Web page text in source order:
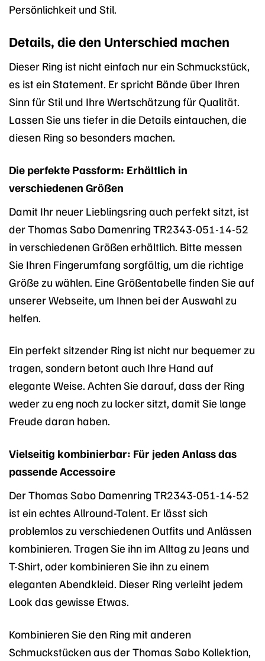
Persönlichkeit und Stil.
Details, die den Unterschied machen
Dieser Ring ist nicht einfach nur ein Schmuckstück,
es ist ein Statement. Er spricht Bände über Ihren
Sinn für Stil und Ihre Wertschätzung für Qualität.
Lassen Sie uns tiefer in die Details eintauchen, die
diesen Ring so besonders machen.
Die perfekte Passform: Erhältlich in
verschiedenen Größen
Damit Ihr neuer Lieblingsring auch perfekt sitzt, ist
der Thomas Sabo Damenring TR2343-051-14-52
in verschiedenen Größen erhältlich. Bitte messen
Sie Ihren Fingerumfang sorgfältig, um die richtige
Größe zu wählen. Eine Größentabelle finden Sie auf
unserer Webseite, um Ihnen bei der Auswahl zu
helfen.
Ein perfekt sitzender Ring ist nicht nur bequemer zu
tragen, sondern betont auch Ihre Hand auf
elegante Weise. Achten Sie darauf, dass der Ring
weder zu eng noch zu locker sitzt, damit Sie lange
Freude daran haben.
Vielseitig kombinierbar: Für jeden Anlass das
passende Accessoire
Der Thomas Sabo Damenring TR2343-051-14-52
ist ein echtes Allround-Talent. Er lässt sich
problemlos zu verschiedenen Outfits und Anlässen
kombinieren. Tragen Sie ihn im Alltag zu Jeans und
T-Shirt, oder kombinieren Sie ihn zu einem
eleganten Abendkleid. Dieser Ring verleiht jedem
Look das gewisse Etwas.
Kombinieren Sie den Ring mit anderen
Schmuckstücken aus der Thomas Sabo Kollektion,